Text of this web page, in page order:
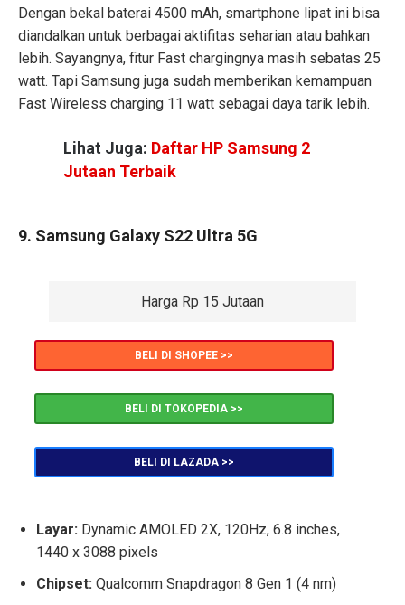
Dengan bekal baterai 4500 mAh, smartphone lipat ini bisa
diandalkan untuk berbagai aktifitas seharian atau bahkan
lebih. Sayangnya, fitur Fast chargingnya masih sebatas 25
watt. Tapi Samsung juga sudah memberikan kemampuan
Fast Wireless charging 11 watt sebagai daya tarik lebih.
Lihat Juga: Daftar HP Samsung 2
Jutaan Terbaik
9. Samsung Galaxy S22 Ultra 5G
Harga Rp 15 Jutaan
BELI DI SHOPEE >>
BELI DI TOKOPEDIA >>
BELI DI LAZADA >>
Layar: Dynamic AMOLED 2X, 120Hz, 6.8 inches,
1440 x 3088 pixels
Chipset: Qualcomm Snapdragon 8 Gen 1 (4 nm)